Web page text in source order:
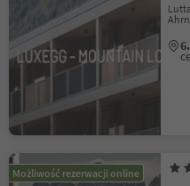
Możliwość rezerwacji online